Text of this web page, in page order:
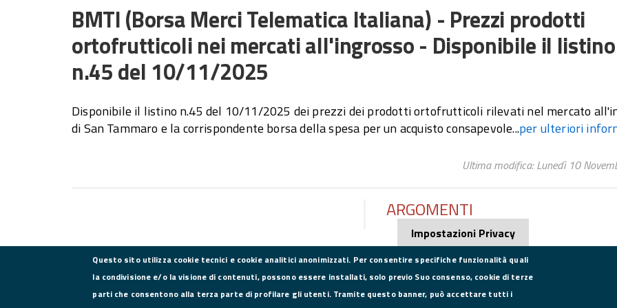
BMTI (Borsa Merci Telematica Italiana) - Prezzi prodotti
ortofrutticoli nei mercati all'ingrosso - Disponibile il listino
n.45 del 10/11/2025
Disponibile il listino n.45 del 10/11/2025 dei prezzi dei prodotti ortofrutticoli rilevati nel mercato
di San Tammaro e la corrispondente borsa della spesa per un acquisto consapevole...per ulteriori
Ultima modifica: Lunedì 10
ARGOMENTI
Impostazioni Privacy
Questo sito utilizza cookie tecnici e cookie analitici anonimizzati. Per consentire specifiche funzionalità quali
la condivisione e/o la visione di contenuti, possono essere installati, solo previo Suo consenso, cookie di terze
parti che consentono alla terza parte di profilare gli utenti. Tramite questo banner, può accettare tutti i